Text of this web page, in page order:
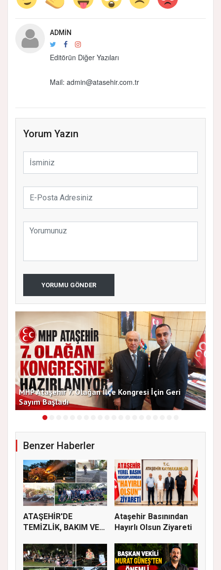
ADMIN
Editörün Diğer Yazıları
Mail: admin@atasehir.com.tr
Yorum Yazın
YORUMU GÖNDER
MHP Ataşehir 7. Olağan İlçe Kongresi İçin Geri
Sayım Başladı
Benzer Haberler
ATAŞEHİR'DE
TEMİZLİK, BAKIM VE
Ataşehir Basınından
Hayırlı Olsun Ziyareti